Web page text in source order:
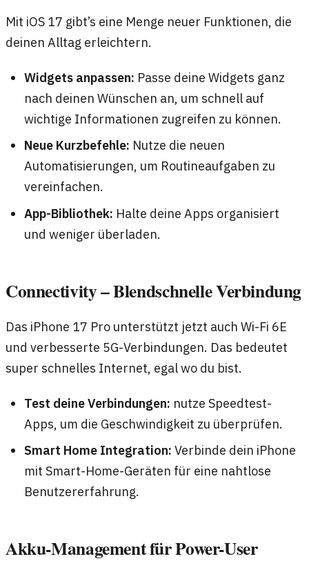
Mit iOS 17 gibt’s eine Menge neuer Funktionen, die
deinen Alltag erleichtern.
Widgets anpassen: Passe deine Widgets ganz
nach deinen Wünschen an, um schnell auf
wichtige Informationen zugreifen zu können.
Neue Kurzbefehle: Nutze die neuen
Automatisierungen, um Routineaufgaben zu
vereinfachen.
App-Bibliothek: Halte deine Apps organisiert
und weniger überladen.
Connectivity – Blendschnelle Verbindung
Das iPhone 17 Pro unterstützt jetzt auch Wi-Fi 6E
und verbesserte 5G-Verbindungen. Das bedeutet
super schnelles Internet, egal wo du bist.
Test deine Verbindungen: nutze Speedtest-
Apps, um die Geschwindigkeit zu überprüfen.
Smart Home Integration: Verbinde dein iPhone
mit Smart-Home-Geräten für eine nahtlose
Benutzererfahrung.
Akku-Management für Power-User